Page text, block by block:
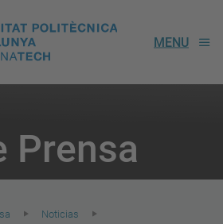
MENU
Prensa
Noticias